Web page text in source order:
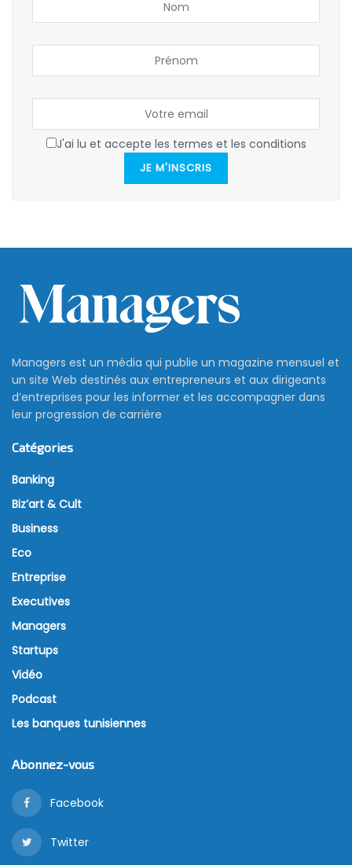
J'ai lu et accepte les termes et les conditions
JE M'INSCRIS
Managers est un média qui publie un magazine mensuel et
un site Web destinés aux entrepreneurs et aux dirigeants
d’entreprises pour les informer et les accompagner dans
leur progression de carrière
Catégories
Banking
Biz’art & Cult
Business
Eco
Entreprise
Executives
Managers
Startups
Vidéo
Podcast
Les banques tunisiennes
Abonnez-vous
Facebook
Twitter